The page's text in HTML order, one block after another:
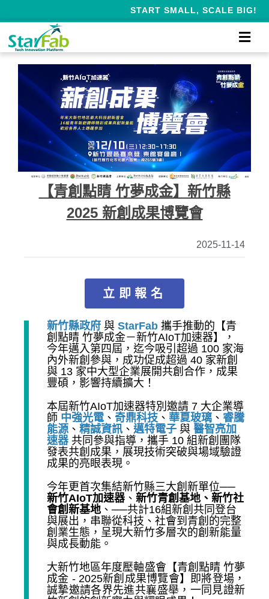
START SMALL, SCALE BIG!
【青創點睛 竹夢成金】新竹縣
2025 新創成果博覽會
2025-11-14
立即報名
新竹縣政府 與 StarFab 攜手推動的【青
創點睛 竹夢成金－新竹AIoT加速器】，
今年邁入第四屆，迄今吸引超過 100 家海
內外新創參與，成功促成超過 40 家新創
與 13 家中大型企業展開共創合作，成果
豐碩，影響持續擴大！
本屆新竹AIoT加速器特別邀請 7 大企業導
師 中強光電 、 奇鼎科技 、 華夏玻璃 、 睿騰
能源 、 精誠資訊、 邁特電子 與 醫智亮加
速器 共同參與指導，攜手 10 組新創團隊
發表共創成果，展現技術突破與場域驗證
成果的亮眼表現。
今年更首次集結新竹縣三大創新單位──
新竹AIoT加速器 、 新竹青創基地、新竹社
會創新基地 、──共計16組新創共同登台
與展出，串聯從科技、社會到青創的完整
創業生態，呈現大新竹多層次的創新能量
與成長動能。
大新竹地區年度壓軸盛會【青創點睛 竹夢
成金 - 2025新創成果博覽會】即將登場，
誠摯邀請各界先進共襄盛舉，一同見證新